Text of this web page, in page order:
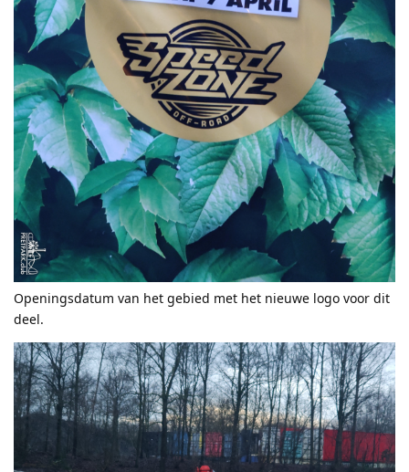
Openingsdatum van het gebied met het nieuwe logo voor dit
deel.